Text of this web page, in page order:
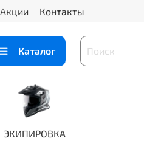
Акции Контакты
Каталог
ЭКИПИРОВКА